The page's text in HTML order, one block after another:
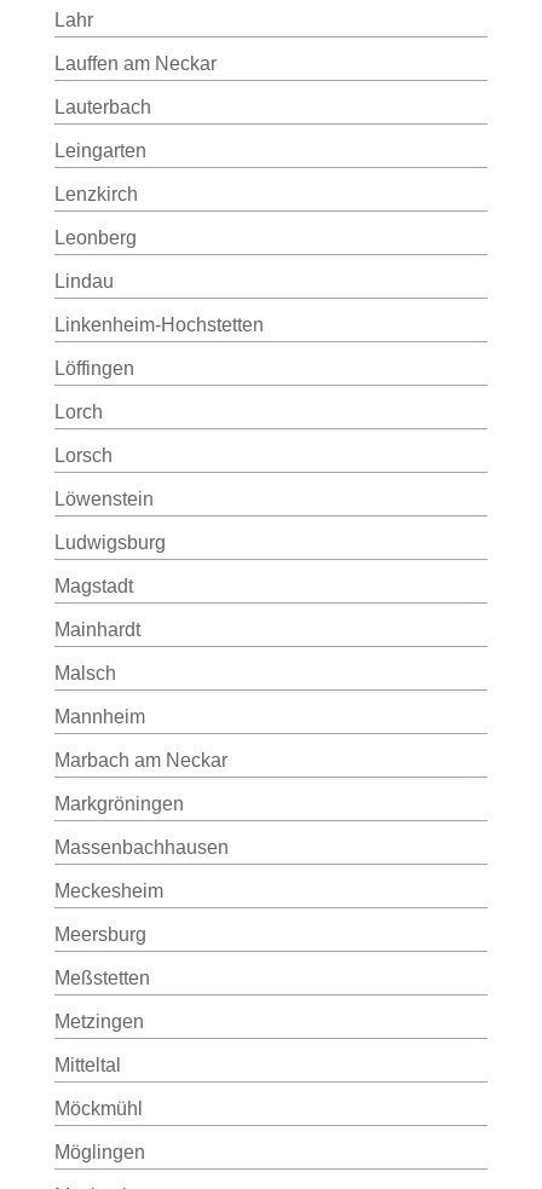
Lahr
Lauffen am Neckar
Lauterbach
Leingarten
Lenzkirch
Leonberg
Lindau
Linkenheim-Hochstetten
Löffingen
Lorch
Lorsch
Löwenstein
Ludwigsburg
Magstadt
Mainhardt
Malsch
Mannheim
Marbach am Neckar
Markgröningen
Massenbachhausen
Meckesheim
Meersburg
Meßstetten
Metzingen
Mitteltal
Möckmühl
Möglingen